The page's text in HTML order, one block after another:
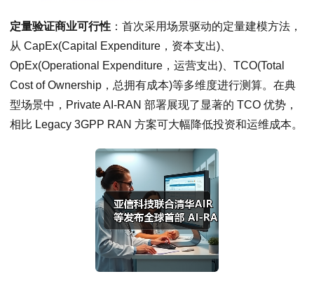
定量验证商业可行性 ：首次采用场景驱动的定量建模方法，
从 CapEx(Capital Expenditure，资本支出)、
OpEx(Operational Expenditure，运营支出)、TCO(Total
Cost of Ownership，总拥有成本)等多维度进行测算。在典
型场景中，Private AI-RAN 部署展现了显著的 TCO 优势，
相比 Legacy 3GPP RAN 方案可大幅降低投资和运维成本。